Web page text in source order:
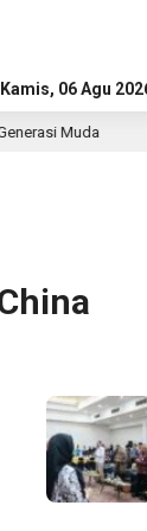
Kamis, 06 Agu
22 jam lalu